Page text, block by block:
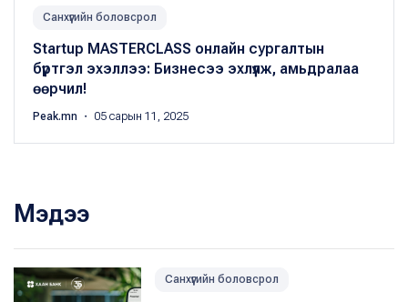
Санхүүгийн боловсрол
Startup MASTERCLASS онлайн сургалтын
бүртгэл эхэллээ: Бизнесээ эхлүүлж, амьдралаа
өөрчил!
Peak.mn ・ 05 сарын 11, 2025
Мэдээ
Санхүүгийн боловсрол